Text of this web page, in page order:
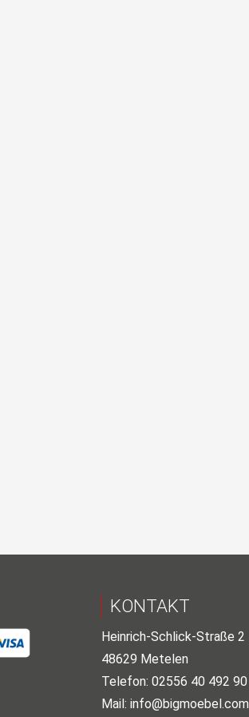
KONTAKT
Heinrich-Schlick-Straße 2
48629 Metelen
Telefon: 02556 40 492 90
Mail: info@bigmoebel.com